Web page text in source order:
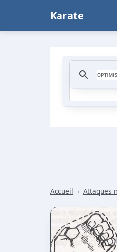
Karate
Accueil › Attaques